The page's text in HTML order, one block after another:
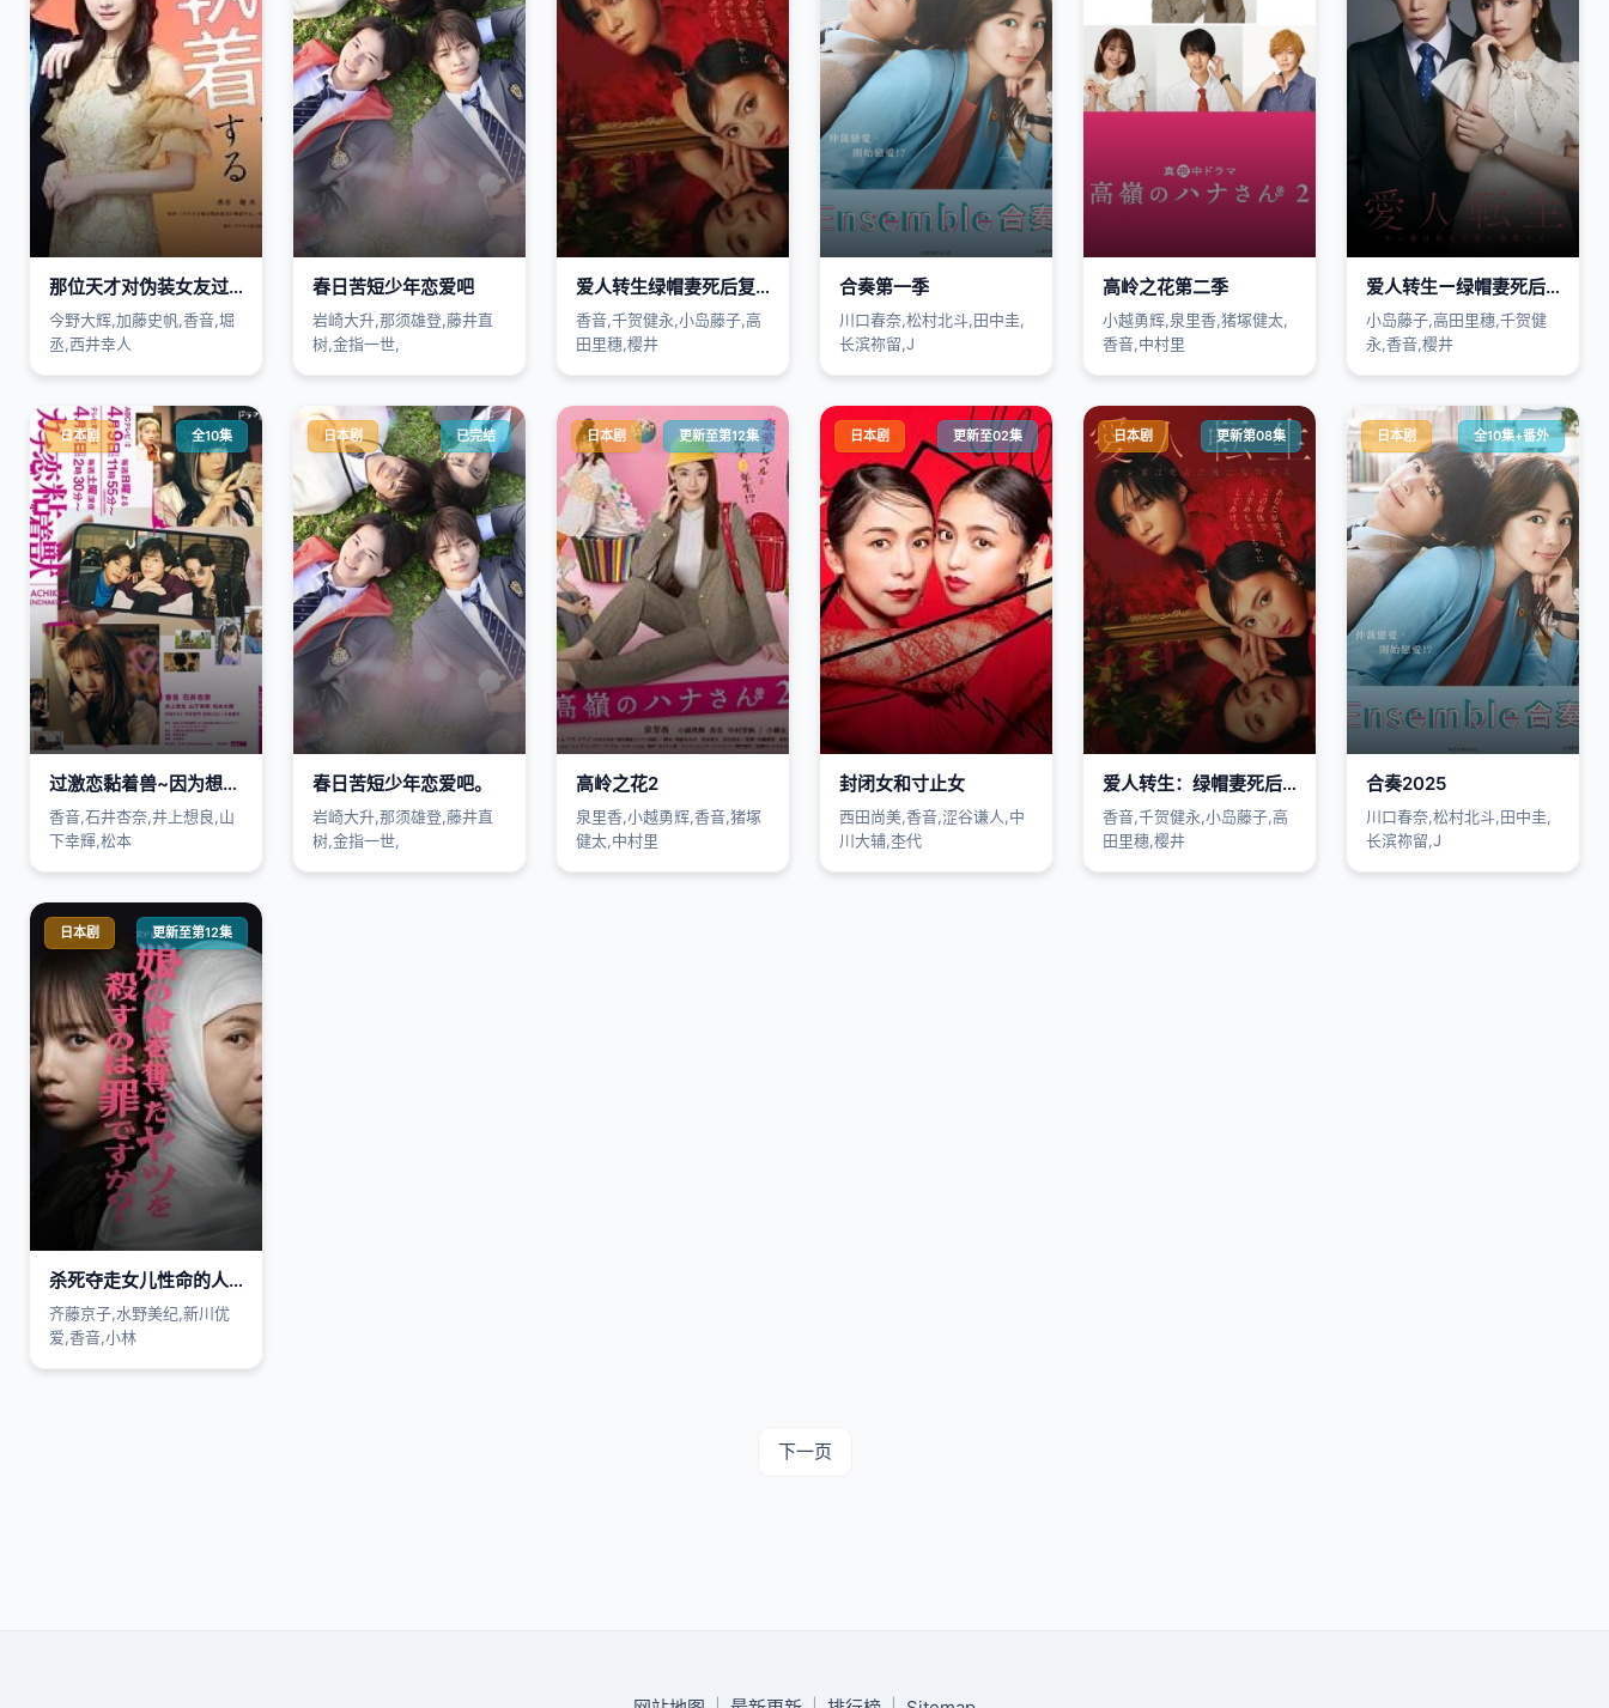
那位天才对伪装女友过分执着
今野大辉,加藤史帆,香音,堀
丞,西井幸人
春日苦短少年恋爱吧
岩崎大升,那须雄登,藤井直
树,金指一世,
爱人转生绿帽妻死后复仇
香音,千贺健永,小岛藤子,高
田里穗,樱井
合奏第一季
川口春奈,松村北斗,田中圭,
长滨祢留,J
高岭之花第二季
小越勇辉,泉里香,猪塚健太,
香音,中村里
爱人转生ー绿帽妻死后复仇ー
小岛藤子,高田里穗,千贺健
永,香音,樱井
日本剧 全10集
过激恋黏着兽~因为想成为网络配信者的女朋友~
香音,石井杏奈,井上想良,山
下幸輝,松本
日本剧 已完结
春日苦短少年恋爱吧。
岩崎大升,那须雄登,藤井直
树,金指一世,
日本剧 更新至第12集
高岭之花2
泉里香,小越勇辉,香音,猪塚
健太,中村里
日本剧 更新至02集
封闭女和寸止女
西田尚美,香音,涩谷谦人,中
川大辅,杢代
日本剧 更新第08集
爱人转生：绿帽妻死后复仇
香音,千贺健永,小岛藤子,高
田里穗,樱井
日本剧 全10集+番外
合奏2025
川口春奈,松村北斗,田中圭,
长滨祢留,J
日本剧 更新至第12集
杀死夺走女儿性命的人是罪吗？
齐藤京子,水野美纪,新川优
爱,香音,小林
下一页